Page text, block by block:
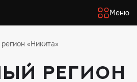
Меню
«Никита»
регион